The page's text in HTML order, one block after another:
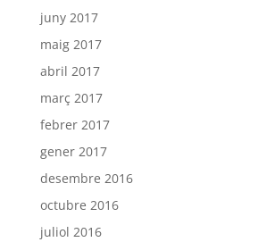
juny 2017
maig 2017
abril 2017
març 2017
febrer 2017
gener 2017
desembre 2016
octubre 2016
juliol 2016